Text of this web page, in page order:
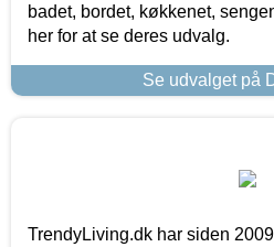
badet, bordet, køkkenet,
her for at se deres udvalg.
Se udvalget på
TrendyLiving.dk har siden